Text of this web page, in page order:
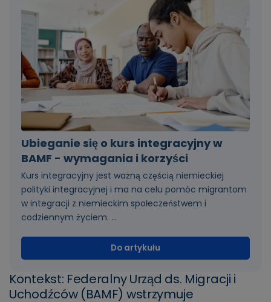
Ubieganie się o kurs integracyjny w
BAMF - wymagania i korzyści
Kurs integracyjny jest ważną częścią niemieckiej
polityki integracyjnej i ma na celu pomóc migrantom
w integracji z niemieckim społeczeństwem i
codziennym życiem. ...
Do artykułu
Kontekst: Federalny Urząd ds. Migracji i
Uchodźców (BAMF) wstrzymuje